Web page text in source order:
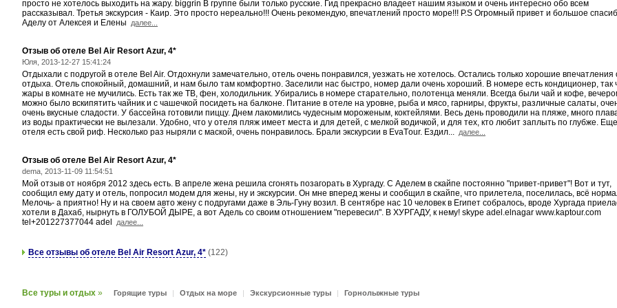
просто не хотелось выходить на жару. biggrin В группе были только русские. Гид прекрасно владеет нашим языком и очень интересно обо всем
рассказывал. Третья экскурсия - Каир. Это просто нереально!!! Очень рекомендую, впечатлений просто море!!! P.S Огромный привет и большое
Аделу от Алексея и Елены
далее...
Отзыв об отеле Bel Air Resort Azur, 4*
Юля, 2013-12-27 15:41:24
Отдыхали с подругой в отеле Bel Air. Отдохнули замечательно, отель очень понравился, уезжать не хотелось. Остались только хорошие впечатления
отдыха. Отель спокойный, домашний, и нам было там комфортно. Заселили нас быстро, номер дали очень хороший. В номере есть кондиционер, так
жары в комнате не мучились. Есть так же ТВ, фен, холодильник. Убирались в номере старательно, полотенца меняли. Всегда были чай и кофе,
можно было вскипятить чайник и с чашечкой посидеть на балконе. Питание в отеле на уровне, рыба и мясо, гарниры, фрукты, различные салаты,
очень вкусные сладости. У бассейна готовили пиццу. Днем лакомились чудесным мороженым, коктейлями. Весь день проводили на пляже, много
из воды практически не вылезали. Удобно, что у отеля пляж имеет места и для детей, с мелкой водичкой, и для тех, кто любит заплыть по глубже.
отеля есть свой риф. Несколько раз ныряли с маской, очень понравилось. Брали экскурсии в EvaТour. Ездил... далее...
Отзыв об отеле Bel Air Resort Azur, 4*
dema, 2013-11-09 11:54:51
Мой отзыв от ноября 2012 здесь есть. В апреле жена решила сгонять позагорать в Хургаду. С Аделем в скайпе постоянно "привет-привет"! Вот и тут,
сообщил ему дату и отель, попросил модем для жены, ну и экскурсии. Он мне вперед жены и сообщил в скайпе, что прилетела, поселилась, всё
Мелочь- а приятно! Ну и на своем авто жену с подругами даже в Эль-Гуну возил. В сентябре нас 10 человек в Египет собралось, вроде Хургада
хотели в Дахаб, нырнуть в ГОЛУБОЙ ДЫРЕ, а вот Адель со своим отношением "перевесил". В ХУРГАДУ, к нему! skype adel.elnagar www.kaptour.com
tel+201227377044 adel
далее...
Все отзывы об отеле Bel Air Resort Azur, 4* (122)
Все туры и отдых » Горящие туры | Отдых на море | Экскурсионные туры | Горнолыжные туры